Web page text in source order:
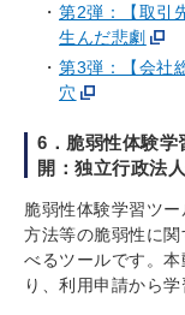
第2弾：【取引
生んだ悲劇
第3弾：【会社
穴
6．脆弱性体験
開：独立行政法
脆弱性体験学習ツ
方法等の脆弱性に
べるツールです。
り、利用申請から